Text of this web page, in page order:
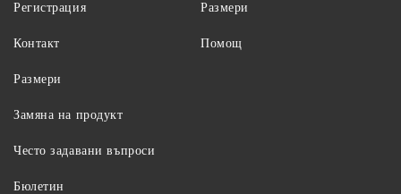
Регистрация
Контакт
Размери
Помощ
Размери
Замяна на продукт
Често задавани въпроси
Бюлетин